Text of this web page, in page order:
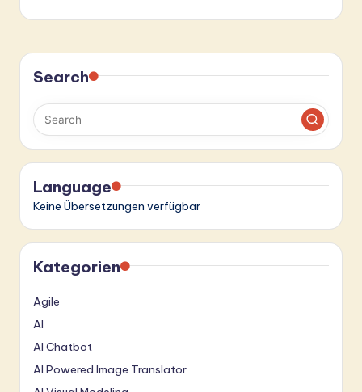
Search
Language
Keine Übersetzungen verfügbar
Kategorien
Agile
AI
AI Chatbot
AI Powered Image Translator